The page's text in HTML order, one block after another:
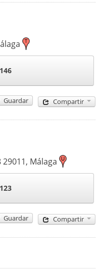
Guardar Compartir
29011, Málaga
Guardar Compartir